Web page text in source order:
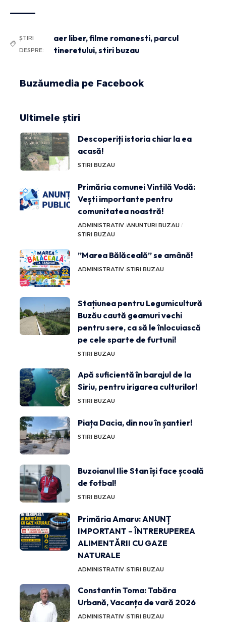
ȘTIRI
DESPRE:
aer liber,filme romanesti, parcul
tineretului,stiri buzau
Buzăumedia pe Facebook
Ultimele știri
Descoperiți istoria chiar la ea
acasă!
STIRI BUZAU
Primăria comunei Vintilă Vodă:
Vești importante pentru
comunitatea noastră!
ADMINISTRATIV ANUNTURI BUZAU
STIRI BUZAU
”Marea Bălăceală” se amână!
ADMINISTRATIV STIRI BUZAU
Stațiunea pentru Legumicultură
Buzău caută geamuri vechi
pentru sere, ca să le înlocuiască
pe cele sparte de furtuni!
STIRI BUZAU
Apă suficientă în barajul de la
Siriu, pentru irigarea culturilor!
STIRI BUZAU
Piața Dacia, din nou în șantier!
STIRI BUZAU
Buzoianul Ilie Stan își face școală
de fotbal!
STIRI BUZAU
Primăria Amaru: ANUNȚ
IMPORTANT – ÎNTRERUPEREA
ALIMENTĂRII CU GAZE
NATURALE
ADMINISTRATIV STIRI BUZAU
Constantin Toma: Tabăra
Urbană, Vacanța de vară 2026
ADMINISTRATIV STIRI BUZAU